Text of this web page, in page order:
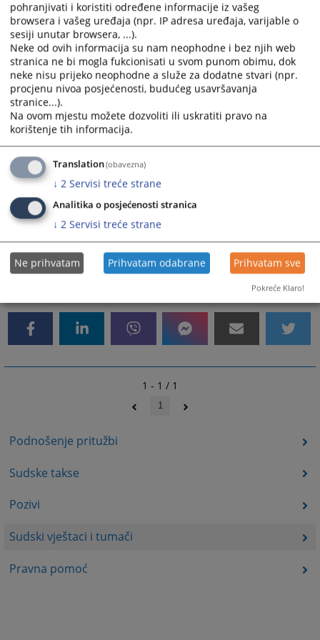
Podnošenje pritužbi
Sudske takse
Pozivi
Sudski vještaci i tumači
Pravna pomoć
određenog vještaka. U slučaju napredne pretrage
tumača pored lokacije moguće je zadati i željeni jezik.
Poništavanje pretrage:
Sve prethodno zadate uslove pretrage možete poništiti
klikom na simbol "-" (žute boje), nakon čega možete
izbrati nove kriterijume za pretragu.
Adresar sadrži podatke o:
više od 1500 sudskih vještaka registrovanih u kod
nadležnih institucija u entitetima i Brčko distriktu
BiH,
više od 700 sudskih tumača registrovanih u kod
nadležnih institucija u entitetima
Adresar je dostupan
ovdje
https://www.pravosudje.ba/vstv/faces/jpsvjestaci.jsp?
ins=10001&modul=7694&kat=10507
1 - 1 / 1
1
pohranjivati i koristiti određene informacije iz vašeg
browsera i vašeg uređaja (npr. IP adresa uređaja, varijable o
sesiji unutar browsera, ...).
Neke od ovih informacija su nam neophodne i bez njih web
stranica ne bi mogla fukcionisati u svom punom obimu, dok
neke nisu prijeko neophodne a služe za dodatne stvari (npr.
procjenu nivoa posjećenosti, budućeg usavršavanja
stranice...).
Na ovom mjestu možete dozvoliti ili uskratiti pravo na
korištenje tih informacija.
Translation(obavezna)
↓ 2 Servisi treće strane
Analitika o posjećenosti stranica
↓ 2 Servisi treće strane
Ne prihvatam Prihvatam odabrane Prihvatam sve
Pokreće Klaro!